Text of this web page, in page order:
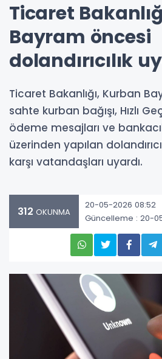
Ticaret
Bayram öncesi
dolandırıcılık
Ticaret Bakanlığı, Kurban
sahte kurban bağışı, Hızlı
ödeme mesajları ve
üzerinden yapılan
karşı vatandaşları uyardı.
312 OKUNMA
20-05-2026 08:52
Güncelleme : 20-